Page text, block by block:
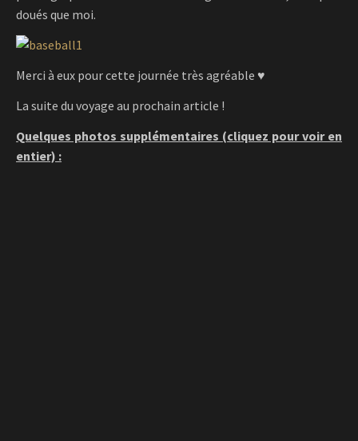
doués que moi.
Merci à eux pour cette journée très agréable ♥
La suite du voyage au prochain article !
Quelques photos supplémentaires (cliquez pour voir en
entier) :